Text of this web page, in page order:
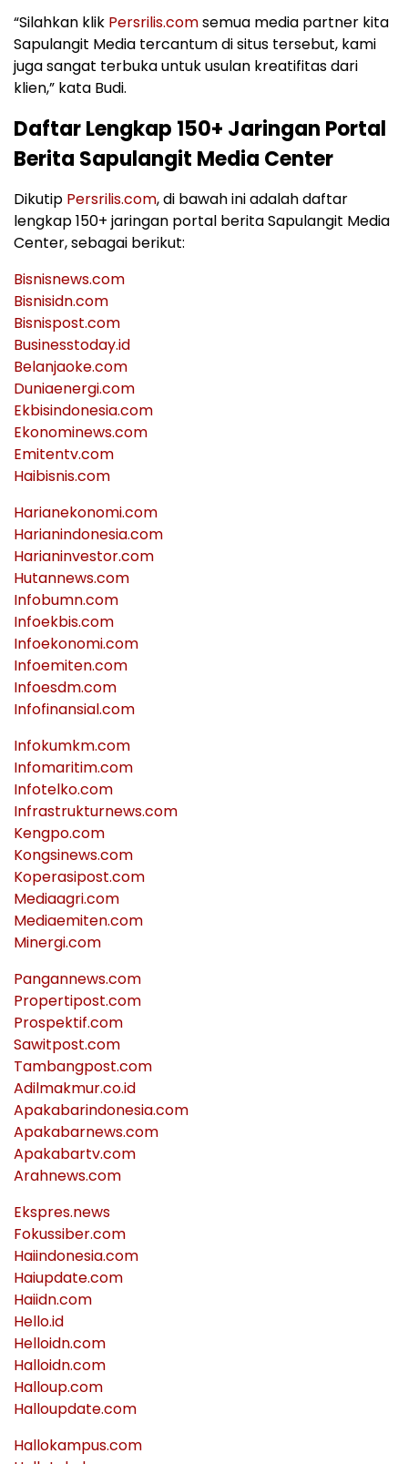
“Silahkan klik Persrilis.comsemua media partner kita
Sapulangit Media tercantum di situs tersebut, kami
juga sangat terbuka untuk usulan kreatifitas dari
klien,” kata Budi.
Daftar Lengkap 150+ Jaringan Portal
Berita Sapulangit Media Center
Dikutip Persrilis.com, di bawah ini adalah daftar
lengkap 150+ jaringan portal berita Sapulangit Media
Center, sebagai berikut:
Bisnisnews.com
Bisnisidn.com
Bisnispost.com
Businesstoday.id
Belanjaoke.com
Duniaenergi.com
Ekbisindonesia.com
Ekonominews.com
Emitentv.com
Haibisnis.com
Harianekonomi.com
Harianindonesia.com
Harianinvestor.com
Hutannews.com
Infobumn.com
Infoekbis.com
Infoekonomi.com
Infoemiten.com
Infoesdm.com
Infofinansial.com
Infokumkm.com
Infomaritim.com
Infotelko.com
Infrastrukturnews.com
Kengpo.com
Kongsinews.com
Koperasipost.com
Mediaagri.com
Mediaemiten.com
Minergi.com
Pangannews.com
Propertipost.com
Prospektif.com
Sawitpost.com
Tambangpost.com
Adilmakmur.co.id
Apakabarindonesia.com
Apakabarnews.com
Apakabartv.com
Arahnews.com
Ekspres.news
Fokussiber.com
Haiindonesia.com
Haiupdate.com
Haiidn.com
Hello.id
Helloidn.com
Halloidn.com
Halloup.com
Halloupdate.com
Hallokampus.com